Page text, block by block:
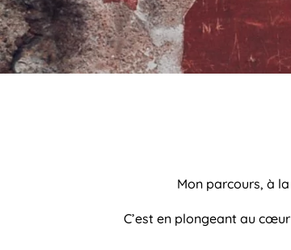
Mon parcours, à
C’est en plongeant au